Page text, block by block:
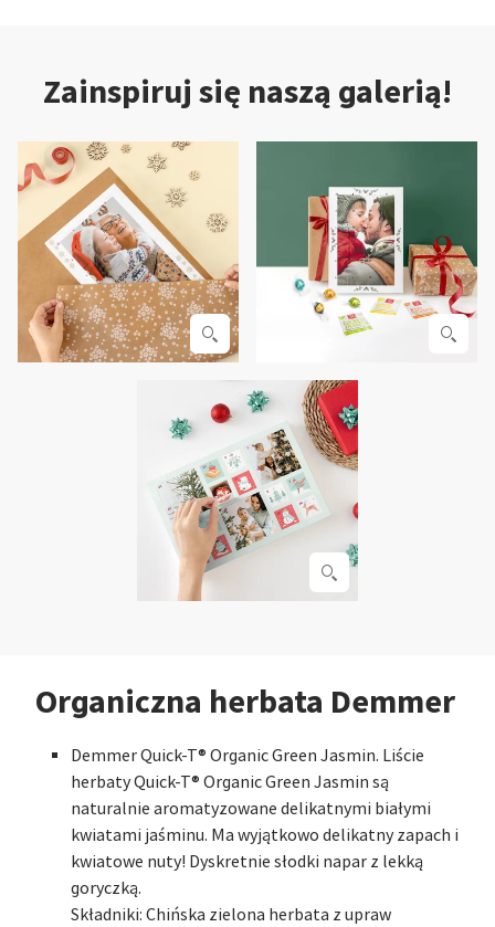
Zainspiruj się naszą galerią!
Organiczna herbata Demmer
Demmer Quick-T® Organic Green Jasmin. Liście
herbaty Quick-T® Organic Green Jasmin są
naturalnie aromatyzowane delikatnymi białymi
kwiatami jaśminu. Ma wyjątkowo delikatny zapach i
kwiatowe nuty! Dyskretnie słodki napar z lekką
goryczką.
Składniki: Chińska zielona herbata z upraw